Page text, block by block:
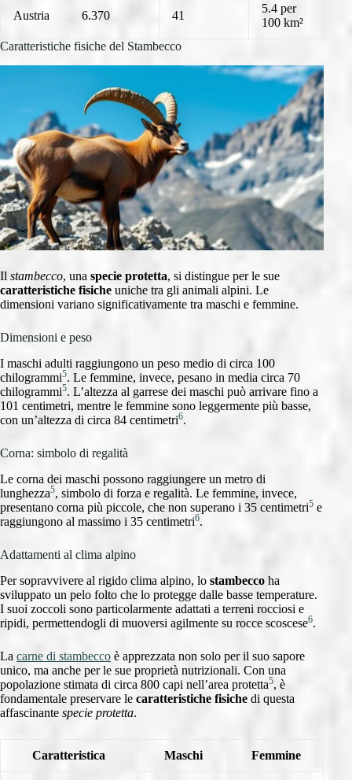
Austria 6.370 41
5.4 per
100 km²
Caratteristiche fisiche del Stambecco
Il stambecco, una specie protetta, si distingue per le sue
caratteristiche fisiche uniche tra gli animali alpini. Le
dimensioni variano significativamente tra maschi e femmine.
Dimensioni e peso
I maschi adulti raggiungono un peso medio di circa 100
chilogrammi5. Le femmine, invece, pesano in media circa 70
chilogrammi5. L’altezza al garrese dei maschi può arrivare fino a
101 centimetri, mentre le femmine sono leggermente più basse,
con un’altezza di circa 84 centimetri6.
Corna: simbolo di regalità
Le corna dei maschi possono raggiungere un metro di
lunghezza5, simbolo di forza e regalità. Le femmine, invece,
presentano corna più piccole, che non superano i 35 centimetri5 e
raggiungono al massimo i 35 centimetri6.
Adattamenti al clima alpino
Per sopravvivere al rigido clima alpino, lo stambecco ha
sviluppato un pelo folto che lo protegge dalle basse temperature.
I suoi zoccoli sono particolarmente adattati a terreni rocciosi e
ripidi, permettendogli di muoversi agilmente su rocce scoscese6.
La carne di stambecco è apprezzata non solo per il suo sapore
unico, ma anche per le sue proprietà nutrizionali. Con una
popolazione stimata di circa 800 capi nell’area protetta5, è
fondamentale preservare le caratteristiche fisiche di questa
affascinante specie protetta.
Caratteristica Maschi Femmine